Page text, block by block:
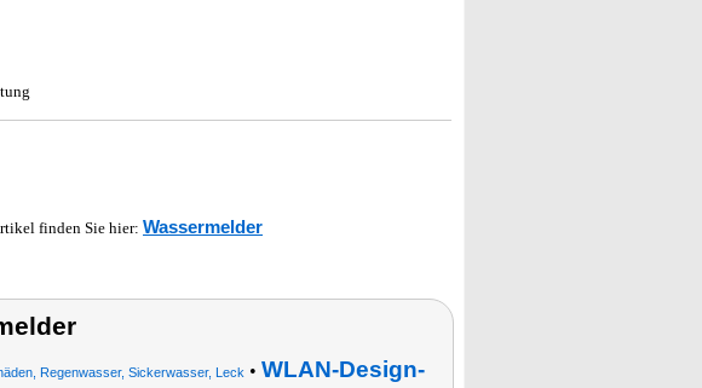
finden Sie hier: Wassermelder
Regenwasser, Sickerwasser, Leck • WLAN-Design-